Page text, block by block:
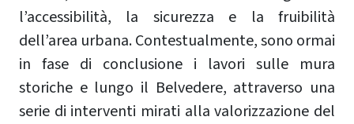
l’accessibilità, la sicurezza e la fruibilità
dell’area urbana. Contestualmente, sono ormai
in fase di conclusione i lavori sulle mura
storiche e lungo il Belvedere, attraverso una
serie di interventi mirati alla valorizzazione del